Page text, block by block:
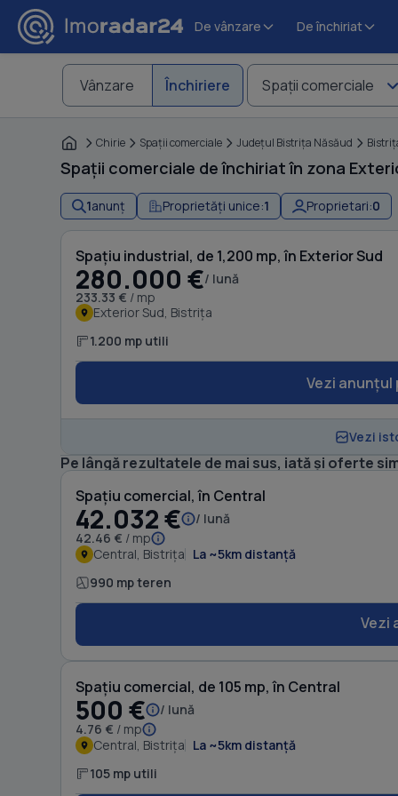
De vânzare De închiriat
Vânzare Închiriere Spaţii comerciale
Chirie Spaţii comerciale Judeţul Bistriţa Năsăud
Spații comerciale de închiriat în zona
1anunț Proprietăți unice:1 Proprietari:0
Spațiu industrial, de 1,200 mp, în Exterior Sud
280.000 €/ lună
233.33 € / mp
Exterior Sud, Bistrița
1.200 mp utili
Vezi anunțul
Vezi
Pe lângă rezultatele de mai sus, iată și oferte
Spațiu comercial, în Central
42.032 €
/ lună
42.46 € / mp
Central, Bistrița La ~5km distanță
990 mp teren
Vezi
Spațiu comercial, de 105 mp, în Central
500 €
/ lună
4.76 € / mp
Central, Bistrița La ~5km distanță
105 mp utili